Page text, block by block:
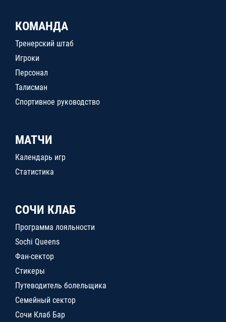
КОМАНДА
Тренерский штаб
Игроки
Персонал
Талисман
Спортивное руководство
МАТЧИ
Календарь игр
Статистика
СОЧИ КЛАБ
Программа лояльности
Sochi Queens
Фан-сектор
Стикеры
Путеводитель болельщика
Семейный сектор
Сочи Клаб Бар